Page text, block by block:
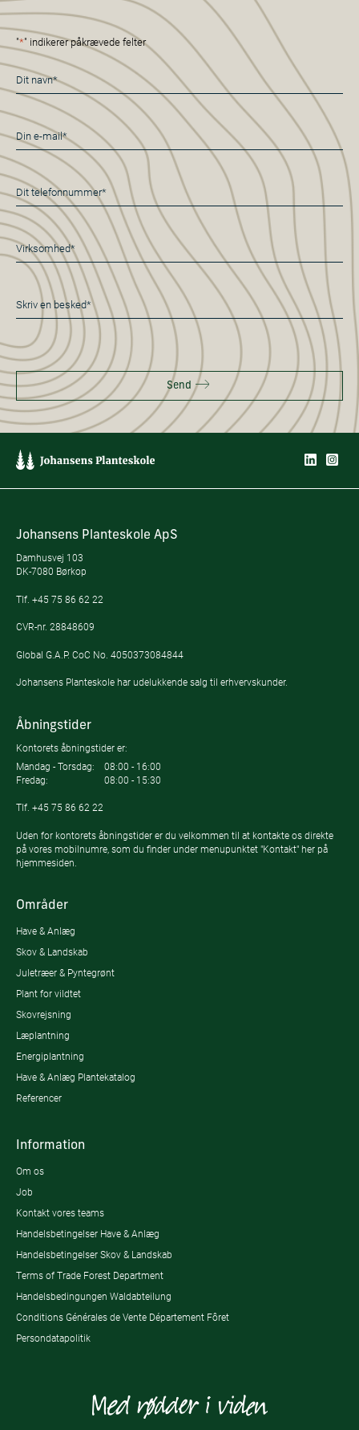
"*" indikerer påkrævede felter
Navn
*
E-
mail
*
Telefon
*
Virksomhed*
*
Besked
*
Send
Johansens Planteskole ApS
Damhusvej 103
DK-7080 Børkop
Tlf. +45 75 86 62 22
CVR-nr. 28848609
Global G.A.P. CoC No. 4050373084844
Johansens Planteskole har udelukkende salg til erhvervskunder.
Åbningstider
Kontorets åbningstider er:
Mandag - Torsdag:
08:00 - 16:00
Fredag:
08:00 - 15:30
Tlf. +45 75 86 62 22
Uden for kontorets åbningstider er du velkommen til at kontakte os direkte
på vores mobilnumre, som du finder under menupunktet "Kontakt" her på
hjemmesiden.
Områder
Have & Anlæg
Skov & Landskab
Juletræer & Pyntegrønt
Plant for vildtet
Skovrejsning
Læplantning
Energiplantning
Have & Anlæg Plantekatalog
Referencer
Information
Om os
Job
Kontakt vores teams
Handelsbetingelser Have & Anlæg
Handelsbetingelser Skov & Landskab
Terms of Trade Forest Department
Handelsbedingungen Waldabteilung
Conditions Générales de Vente Département Fôret
Persondatapolitik